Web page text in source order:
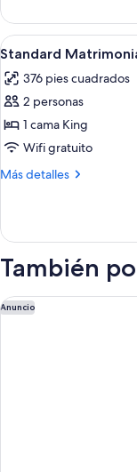
Abrir
todas
las
fotos
de
Standard
Matrimonial
7
Standard
376 pies cuadrados
2 personas
1 cama King
Wifi gratuito
Más detalles
Más
Matrimonial
También
Anuncio
NH Buenos Aires